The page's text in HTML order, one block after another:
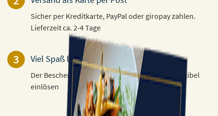
Sicher per Kreditkarte, PayPal oder giropay zahlen.
Lieferzeit ca. 2-4 Tage
3 Viel Spaß beim Verschenken!
Der Beschenkte kann den Gutschein 3 Jahre flexibel
einlösen